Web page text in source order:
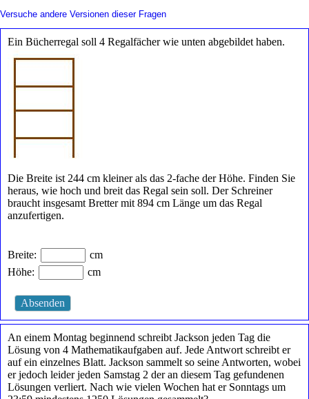
Versuche andere Versionen dieser Fragen
Ein Bücherregal soll 4 Regalfächer wie unten abgebildet haben.
Die Breite ist 244 cm kleiner als das 2-fache der Höhe. Finden Sie
heraus, wie hoch und breit das Regal sein soll. Der Schreiner
braucht insgesamt Bretter mit 894 cm Länge um das Regal
anzufertigen.
Breite:
cm
Höhe:
cm
An einem Montag beginnend schreibt Jackson jeden Tag die
Lösung von 4 Mathematikaufgaben auf. Jede Antwort schreibt er
auf ein einzelnes Blatt. Jackson sammelt so seine Antworten, wobei
er jedoch leider jeden Samstag 2 der an diesem Tag gefundenen
Lösungen verliert. Nach wie vielen Wochen hat er Sonntags um